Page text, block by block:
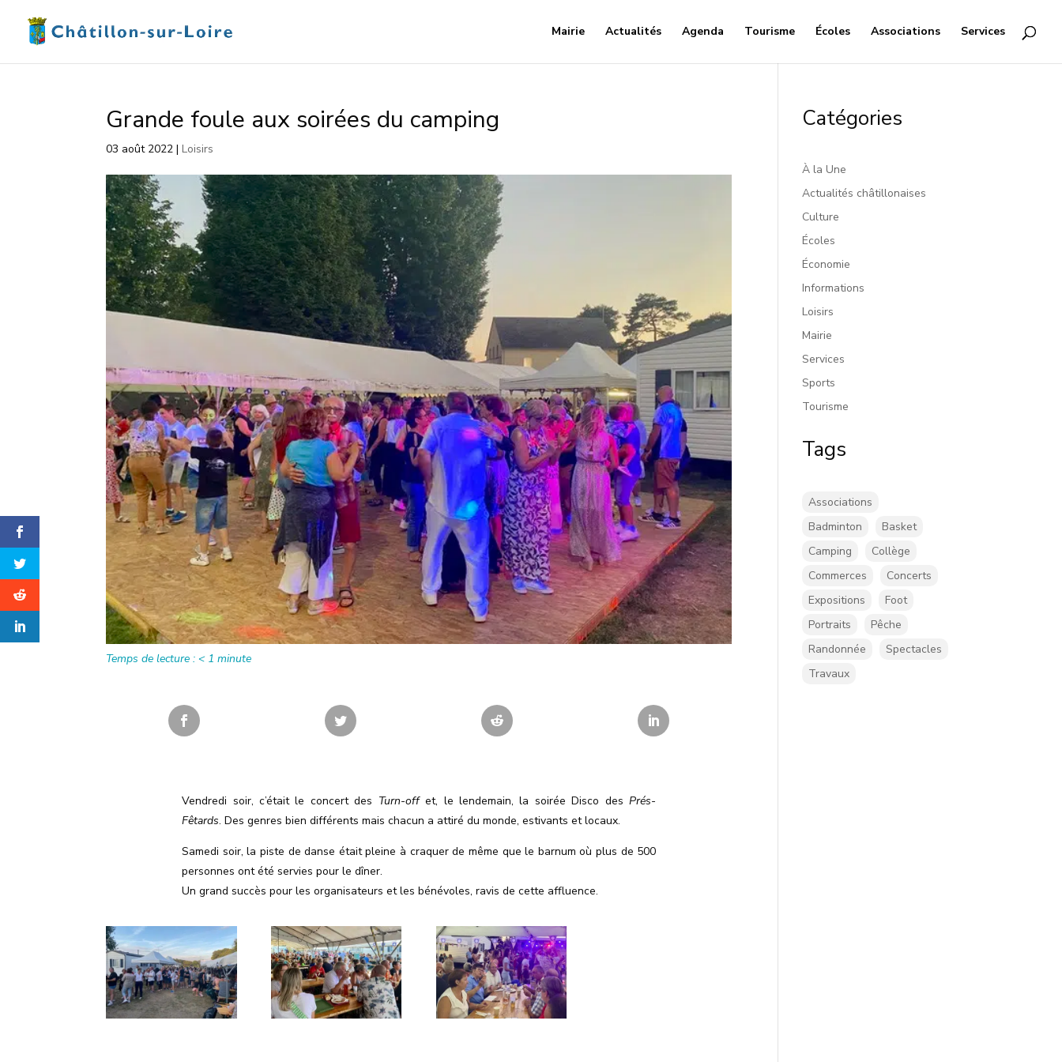
Mairie Actualités Agenda Tourisme Écoles Associations Services
Grande foule aux soirées du camping
03 août 2022 |Loisirs
Temps de lecture : < 1 minute
Vendredi soir, c’était le concert des Turn-offet, le lendemain, la soirée Disco desPrés-
Fêtards. Des genres bien différents mais chacun a attiré du monde, estivants et locaux.
Samedi soir, la piste de danse était pleine à craquer de même que le barnum où plus de 500
personnes ont été servies pour le dîner.
Un grand succès pour les organisateurs et les bénévoles, ravis de cette affluence.
Catégories
À la Une
Actualités châtillonaises
Culture
Écoles
Économie
Informations
Loisirs
Mairie
Services
Sports
Tourisme
Tags
Associations
Badminton
Basket
Camping
Collège
Commerces
Concerts
Expositions
Foot
Portraits
Pêche
Randonnée
Spectacles
Travaux